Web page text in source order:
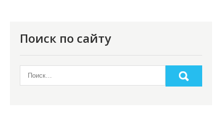
Поиск по сайту